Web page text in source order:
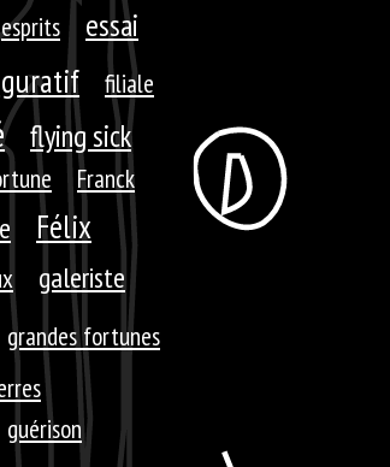
esprits essai
filiale
flying sick
Franck
Félix
galeriste
grandes fortunes
guérison